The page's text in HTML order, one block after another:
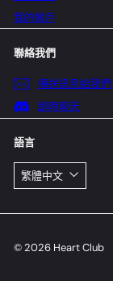
我的帳戶
聯絡我們
傳送訊息給我們
即時聊天
語言
繁體中文
© 2026 Heart Club